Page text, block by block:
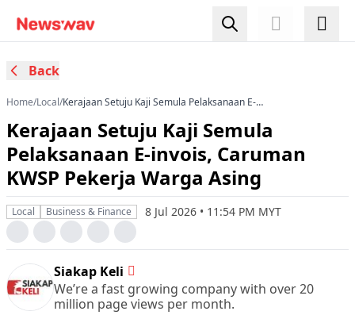
Back
Home/Local/Kerajaan Setuju Kaji Semula Pelaksanaan E-
Kerajaan Setuju Kaji Semula
Pelaksanaan E-invois, Caruman
KWSP Pekerja Warga Asing
Local Business & Finance 8 Jul 2026 • 11:54 PM MYT
Siakap Keli
We’re a fast growing company with over 20
million page views per month.